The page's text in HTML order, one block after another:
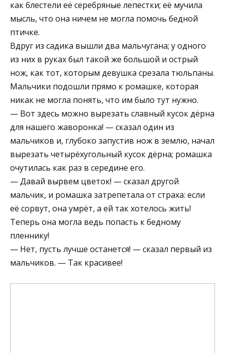
как блестели её серебряные лепестки; её мучила
мысль, что она ничем не могла помочь бедной
птичке.
Вдруг из садика вышли два мальчугана; у одного
из них в руках был такой же большой и острый
нож, как тот, которым девушка срезала тюльпаны.
Мальчики подошли прямо к ромашке, которая
никак не могла понять, что им было тут нужно.
— Вот здесь можно вырезать славный кусок дёрна
для нашего жаворонка! — сказал один из
мальчиков и, глубоко запустив нож в землю, начал
вырезать четырёхугольный кусок дёрна; ромашка
очутилась как раз в середине его.
— Давай вырвем цветок! — сказал другой
мальчик, и ромашка затрепетала от страха: если
её сорвут, она умрёт, а ей так хотелось жить!
Теперь она могла ведь попасть к бедному
пленнику!
— Нет, пусть лучше останется! — сказал первый из
мальчиков. — Так красивее!